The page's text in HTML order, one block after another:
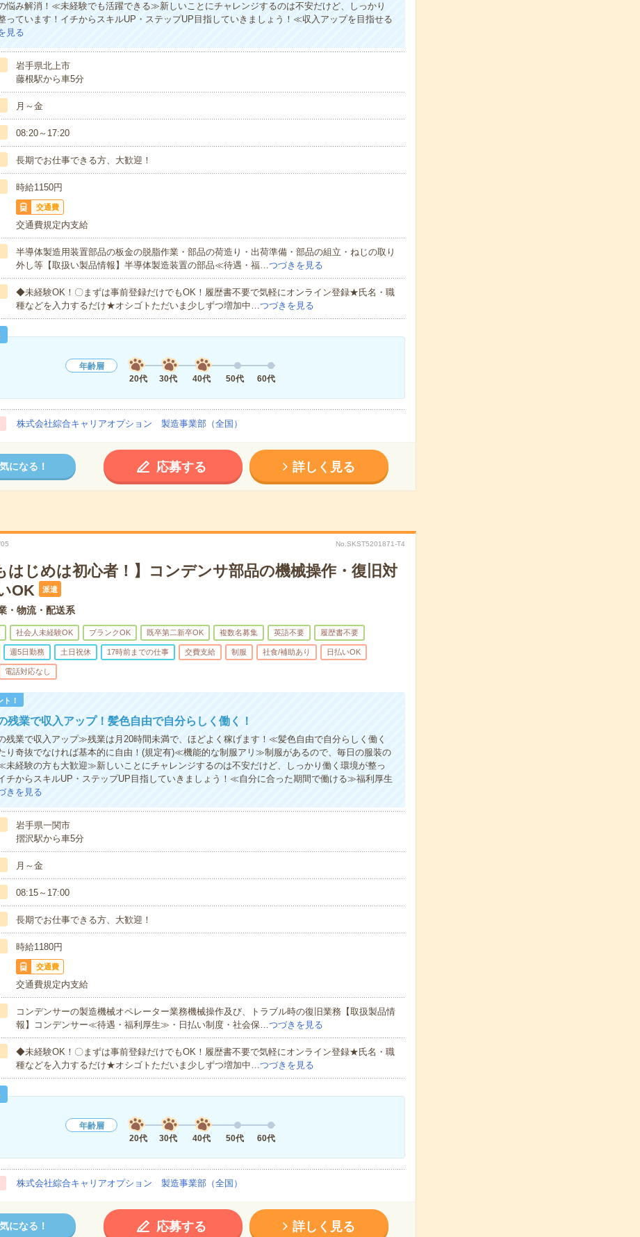
悩み解消！≪未経験でも活躍できる≫新しいことにチャレンジするのは不安だけど、しっかり
っています！イチからスキルUP・ステップUP目指していきましょう！≪収入アップを目指せる
見る
岩手県北上市
藤根駅から車5分
月～金
08:20～17:20
長期でお仕事できる方、大歓迎！
時給1150円
交通費
交通費規定内支給
半導体製造用装置部品の板金の脱脂作業・部品の荷造り・出荷準備・部品の組立・ねじの取り
外し等【取扱い製品情報】半導体製造装置の部品≪待遇・福…つづきを見る
◆未経験OK！〇まずは事前登録だけでもOK！履歴書不要で気軽にオンライン登録★氏名・職
種などを入力するだけ★オシゴトただいま少しずつ増加中…つづきを見る
年齢層
20代
30代 40代 50代 60代
株式会社綜合キャリアオプション 製造事業部（全国）
気になる！ 応募する 詳しく見る
No.SKST5201871-T4
はじめは初心者！】コンデンサ部品の機械操作・復旧対
OK
派遣
・物流・配送系
社会人未経験OK ブランクOK 既卒第二新卒OK 複数名募集 英語不要 履歴書不要
週5日勤務 土日祝休 17時前までの仕事 交費支給 制服 社食/補助あり 日払いOK
電話対応なし
ト！
残業で収入アップ！髪色自由で自分らしく働く！
残業で収入アップ≫残業は月20時間未満で、ほどよく稼げます！≪髪色自由で自分らしく働く
り奇抜でなければ基本的に自由！(規定有)≪機能的な制服アリ≫制服があるので、毎日の服装の
未経験の方も大歓迎≫新しいことにチャレンジするのは不安だけど、しっかり働く環境が整っ
チからスキルUP・ステップUP目指していきましょう！≪自分に合った期間で働ける≫福利厚生
きを見る
岩手県一関市
摺沢駅から車5分
月～金
08:15～17:00
長期でお仕事できる方、大歓迎！
時給1180円
交通費
交通費規定内支給
コンデンサーの製造機械オペレーター業務機械操作及び、トラブル時の復旧業務【取扱製品情
報】コンデンサー≪待遇・福利厚生≫・日払い制度・社会保…つづきを見る
◆未経験OK！〇まずは事前登録だけでもOK！履歴書不要で気軽にオンライン登録★氏名・職
種などを入力するだけ★オシゴトただいま少しずつ増加中…つづきを見る
年齢層
20代
30代 40代 50代 60代
株式会社綜合キャリアオプション 製造事業部（全国）
気になる！ 応募する 詳しく見る